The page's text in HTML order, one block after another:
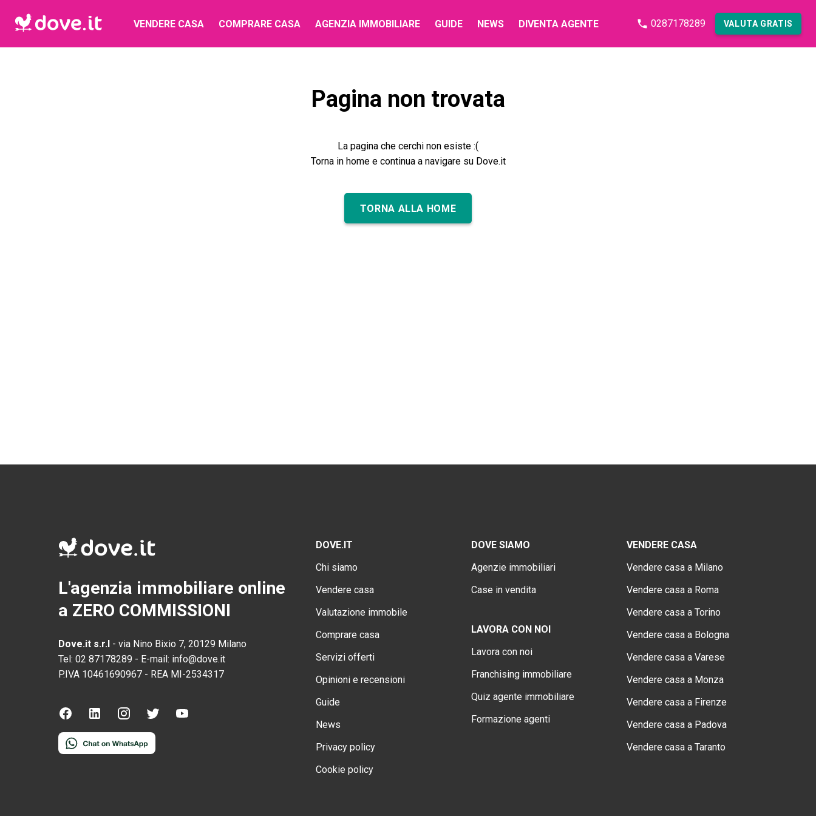
VENDERE CASA COMPRARE CASA AGENZIA IMMOBILIARE GUIDE NEWS DIVENTA AGENTE 0287178289 VALUTA GRATIS
Pagina non trovata
La pagina che cerchi non esiste :(
Torna in home e continua a navigare su Dove.it
TORNA ALLA HOME
L'agenzia immobiliare online
a ZERO COMMISSIONI
Dove.it s.r.l - via Nino Bixio 7, 20129 Milano
Tel: 02 87178289 - E-mail: info@dove.it
P.IVA 10461690967 - REA MI-2534317
DOVE.IT
Chi siamo
Vendere casa
Valutazione immobile
Comprare casa
Servizi offerti
Opinioni e recensioni
Guide
News
Privacy policy
Cookie policy
DOVE SIAMO
Agenzie immobiliari
Case in vendita
LAVORA CON NOI
Lavora con noi
Franchising immobiliare
Quiz agente immobiliare
Formazione agenti
VENDERE CASA
Vendere casa a Milano
Vendere casa a Roma
Vendere casa a Torino
Vendere casa a Bologna
Vendere casa a Varese
Vendere casa a Monza
Vendere casa a Firenze
Vendere casa a Padova
Vendere casa a Taranto